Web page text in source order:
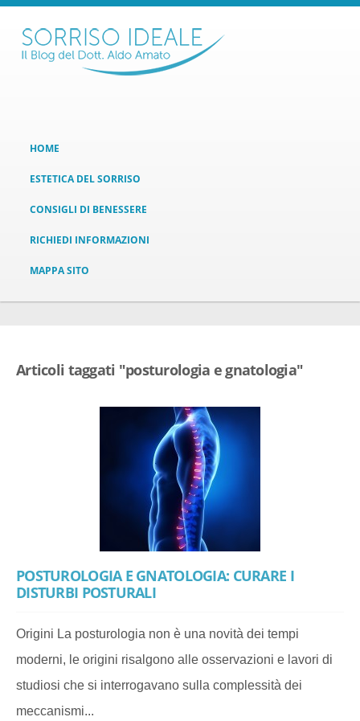
HOME
ESTETICA DEL SORRISO
CONSIGLI DI BENESSERE
RICHIEDI INFORMAZIONI
MAPPA SITO
Articoli taggati "posturologia e gnatologia"
POSTUROLOGIA E GNATOLOGIA: CURARE I
DISTURBI POSTURALI
Origini La posturologia non è una novità dei tempi
moderni, le origini risalgono alle osservazioni e lavori di
studiosi che si interrogavano sulla complessità dei
meccanismi...